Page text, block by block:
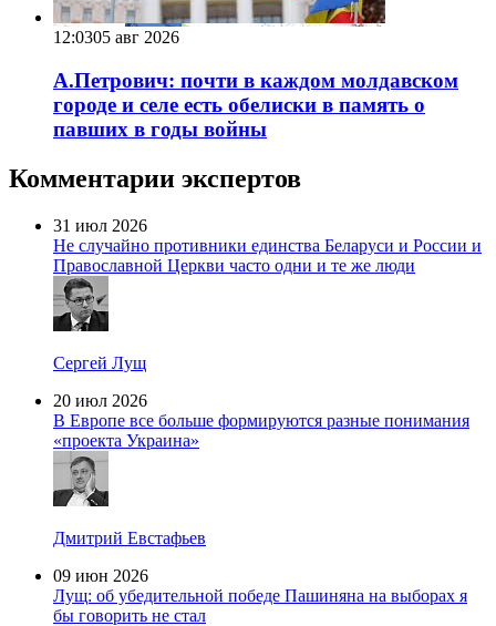
12:0305 авг 2026
А.Петрович: почти в каждом молдавском
городе и селе есть обелиски в память о
павших в годы войны
Комментарии экспертов
31 июл 2026
Не случайно противники единства Беларуси и России и
Православной Церкви часто одни и те же люди
Сергей Лущ
20 июл 2026
В Европе все больше формируются разные понимания
«проекта Украина»
Дмитрий Евстафьев
09 июн 2026
Лущ: об убедительной победе Пашиняна на выборах я
бы говорить не стал